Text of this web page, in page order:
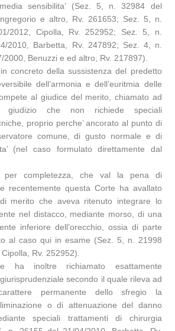
sensibilita’ (Sez. 5, n. 32984 del
e altro, Rv. 261653; Sez. 5, n.
2012, Cipolla, Rv. 252952; Sez. 5, n.
2010, Barbetta, Rv. 247892; Sez. 4, n.
2000, Benuzzi e ed altro, Rv. 217897).
concreto della sussistenza del predetto
dell’armonia e dell’euritmia delle
al giudice del merito, chiamato ad
giudizio che non richiede speciali
proprio perche’ ancorato al punto di
comune, di gusto normale e di
(nel caso formulato direttamente dal
per completezza, che val la pena di
recentemente questa Corte ha avallato
merito che aveva ritenuto integrare lo
nel distacco, mediante morso, di una
inferiore dell’orecchio, ossia di parte
al caso qui in esame (Sez. 5, n. 21998
Rv. 252952).
ha inoltre richiamato esattamente
secondo il quale rileva ad
permanente dello sfregio la
o di attenuazione del danno
speciali trattamenti di chirurgia